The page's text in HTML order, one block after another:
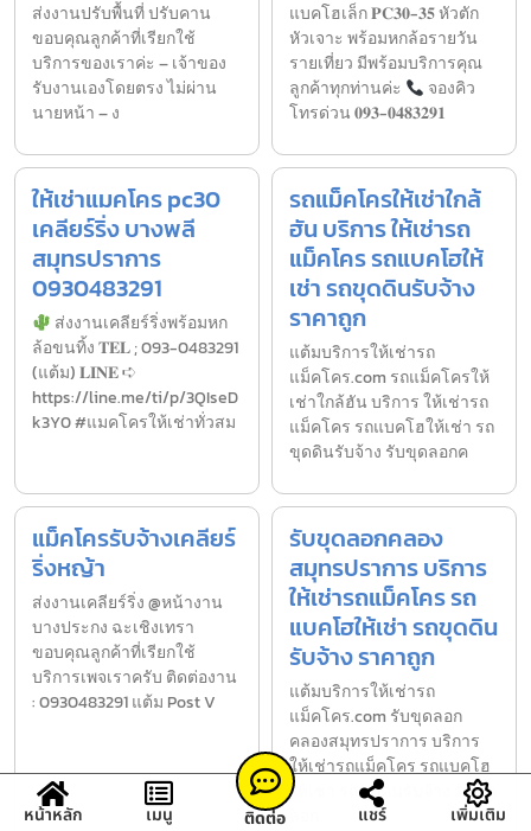
ส่งงานปรับพื้นที่ ปรับคาน
ขอบคุณลูกค้าที่เรียกใช้
บริการของเราค่ะ – เจ้าของ
รับงานเองโดยตรง ไม่ผ่าน
นายหน้า – ง
แบคโฮเล็ก 𝐏𝐂𝟑𝟎-𝟑𝟓 หัวตัก
หัวเจาะ พร้อมหกล้อรายวัน
รายเที่ยว มีพร้อมบริการคุณ
ลูกค้าทุกท่านค่ะ
จองคิว
โทรด่วน 𝟎𝟗𝟑-𝟎𝟒𝟖𝟑𝟐𝟗𝟏
ให้เช่าแมคโคร pc30
เคลียร์ริ่ง บางพลี
สมุทรปราการ
0930483291
ส่งงานเคลียร์ริ่งพร้อมหก
ล้อขนทิ้ง 𝐓𝐄𝐋 ; 093-0483291
(แต้ม) 𝐋𝐈𝐍𝐄 ➪
https://line.me/ti/p/3QIseD
k3Y0 #แมคโครให้เช่าทั่วสม
รถแม็คโครให้เช่าใกล้
ฮัน บริการ ให้เช่ารถ
แม็คโคร รถแบคโฮให้
เช่า รถขุดดินรับจ้าง
ราคาถูก
แต้มบริการให้เช่ารถ
แม็คโคร.com รถแม็คโครให้
เช่าใกล้ฮัน บริการ ให้เช่ารถ
แม็คโคร รถแบคโฮให้เช่า รถ
ขุดดินรับจ้าง รับขุดลอกค
แม็คโครรับจ้างเคลียร์
ริ่งหญ้า
ส่งงานเคลียร์ริ่ง @หน้างาน
บางประกง ฉะเชิงเทรา
ขอบคุณลูกค้าที่เรียกใช้
บริการเพจเราครับ ติดต่องาน
: 0930483291 แต้ม Post V
รับขุดลอกคลอง
สมุทรปราการ บริการ
ให้เช่ารถแม็คโคร รถ
แบคโฮให้เช่า รถขุดดิน
รับจ้าง ราคาถูก
แต้มบริการให้เช่ารถ
แม็คโคร.com รับขุดลอก
คลองสมุทรปราการ บริการ
ให้เช่ารถแม็คโคร รถแบคโฮ
ให้เช่า รถขุดดินรับจ้าง รับขุด
หน้าหลัก เมนู ติดต่อ แชร์ เพิ่มเติม